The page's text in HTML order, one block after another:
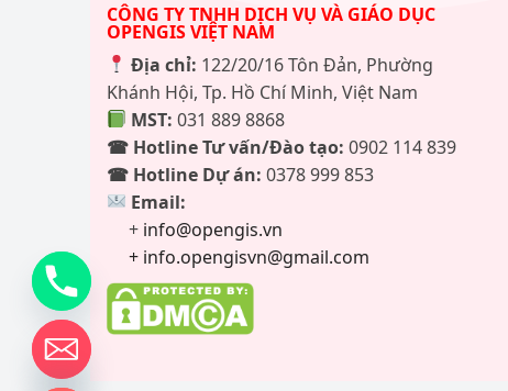
CÔNG TY TNHH DỊCH VỤ VÀ GIÁO DỤC
OPENGIS VIỆT NAM
Địa chỉ: 122/20/16 Tôn Đản, Phường
Khánh Hội, Tp. Hồ Chí Minh, Việt Nam
MST: 031 889 8868
☎ Hotline Tư vấn/Đào tạo: 0902 114 839
☎ Hotline Dự án: 0378 999 853
Email:
+ info@opengis.vn
+ info.opengisvn@gmail.com
chaty